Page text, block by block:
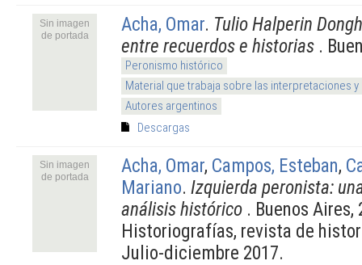
Sin imagen
de portada
Acha, Omar. Tulio Halperin
entre recuerdos e historias .
Peronismo histórico
Material que trabaja sobre las interpretaciones
Autores argentinos
Descargas
Sin imagen
de portada
Acha, Omar, Campos, Esteban,
Mariano. Izquierda peronista:
análisis histórico . Buenos Aires,
Historiografías, revista de
Julio-diciembre 2017.